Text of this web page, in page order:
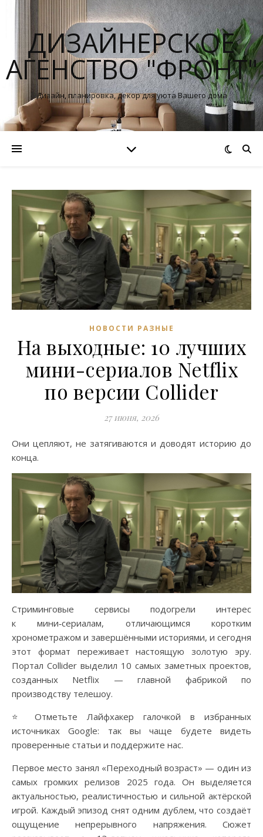
ДИЗАЙНЕРСКОЕ
АГЕНСТВО "ФРОНТ"
Дизайн, планировка, декор для уюта Вашего дома
НОВОСТИ РАЗНЫЕ
На выходные: 10 лучших
мини-сериалов Netflix
по версии Collider
27 июня, 2026
Они цепляют, не затягиваются и доводят историю до
конца.
Стриминговые сервисы подогрели интерес
к мини‑сериалам, отличающимся коротким
хронометражом и завершёнными историями, и сегодня
этот формат переживает настоящую золотую эру.
Портал Collider выделил 10 самых заметных проектов,
созданных Netflix — главной фабрикой по
производству телешоу.
⭐ Отметьте Лайфхакер галочкой в избранных
источниках Google: так вы чаще будете видеть
проверенные статьи и поддержите нас.
Первое место занял «Переходный возраст» — один из
самых громких релизов 2025 года. Он выделяется
актуальностью, реалистичностью и сильной актёрской
игрой. Каждый эпизод снят одним дублем, что создаёт
ощущение непрерывного напряжения. Сюжет